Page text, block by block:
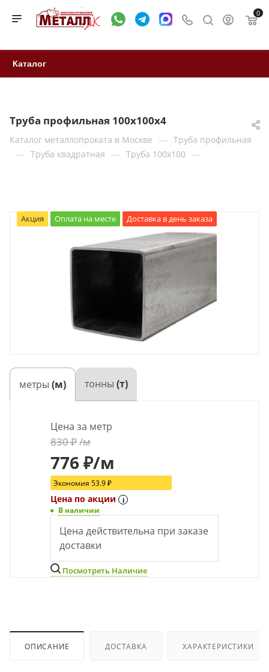
0
Каталог
Труба профильная 100х100х4
Каталог металлопроката в Москве — Труба профильная
— Труба квадратная — Труба 100x100 —
Акция Оплата на месте Доставка в день заказа
метры (м) тонны (т)
Цена за метр
830₽/м
776 ₽/м
Экономия 53.9₽
Цена по акции i
В наличии
Цена действительна при заказе
доставки
Посмотреть Наличие
ОПИСАНИЕ ДОСТАВКА ХАРАКТЕРИСТИКИ